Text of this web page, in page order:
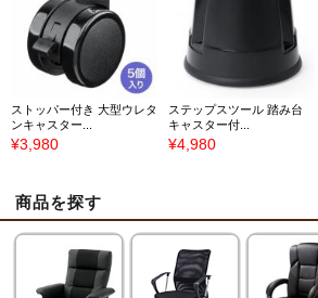
ストッパー付き 大型ウレタ
ンキャスター...
¥3,980
ステップスツール 踏み台
キャスター付...
¥4,980
商品を探す